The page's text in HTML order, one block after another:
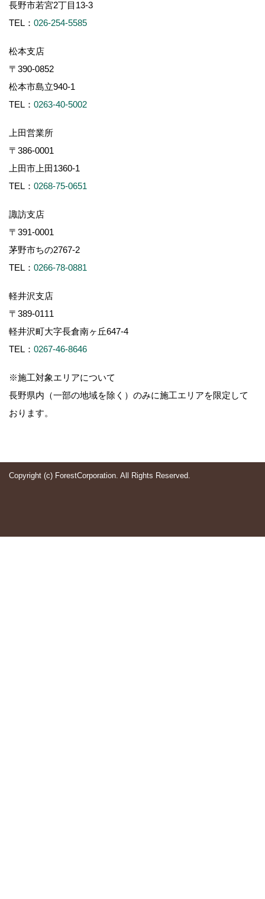
長野市若宮2丁目13-3
TEL： 026-254-5585
松本支店
〒390-0852
松本市島立940-1
TEL： 0263-40-5002
上田営業所
〒386-0001
上田市上田1360-1
TEL： 0268-75-0651
諏訪支店
〒391-0001
茅野市ちの2767-2
TEL： 0266-78-0881
軽井沢支店
〒389-0111
軽井沢町大字長倉南ヶ丘647-4
TEL： 0267-46-8646
※施工対象エリアについて
長野県内（一部の地域を除く）のみに施工エリアを限定して
おります。
Copyright (c) ForestCorporation. All Rights Reserved.